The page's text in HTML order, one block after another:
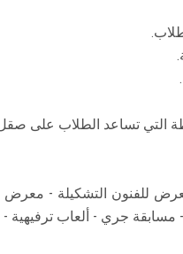
للفنون التشكيلة - معرض